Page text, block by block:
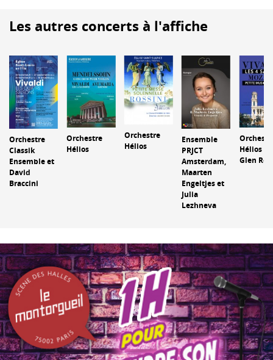
Les autres concerts à l'affiche
Orchestre
Classik
Ensemble et
David
Braccini
Orchestre
Hélios
Orchestre
Hélios
Ensemble
PRJCT
Amsterdam,
Maarten
Engeltjes et
Julia
Lezhneva
Hélios et
Glen